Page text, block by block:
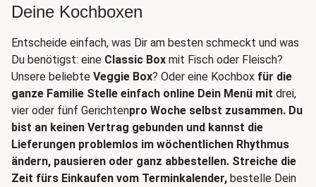
Deine Kochboxen
Entscheide einfach, was Dir am besten schmeckt und was
Du benötigst: eine Classic Box mit Fisch oder Fleisch?
Unsere beliebte Veggie Box? Oder eine Kochbox für die
ganze Familie Stelle einfach online Dein Menü mit drei,
vier oder fünf Gerichtenpro Woche selbst zusammen. Du
bist an keinen Vertrag gebunden und kannst die
Lieferungen problemlos im wöchentlichen Rhythmus
ändern, pausieren oder ganz abbestellen. Streiche die
Zeit fürs Einkaufen vom Terminkalender, bestelle Dein